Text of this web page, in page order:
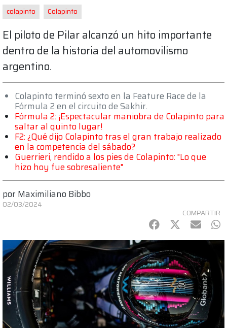
colapinto Colapinto
El piloto de Pilar alcanzó un hito importante
dentro de la historia del automovilismo
argentino.
Colapinto terminó sexto en la Feature Race de la
Fórmula 2 en el circuito de Sakhir.
Fórmula 2: ¡Espectacular maniobra de Colapinto para
saltar al quinto lugar!
F2: ¿Qué dijo Colapinto tras el gran trabajo realizado
en la competencia del sábado?
Guerrieri, rendido a los pies de Colapinto: "Lo que
hizo hoy fue sobresaliente"
por Maximiliano Bibbo
02/03/2024
COMPARTIR
Facebook
Twitter
mail